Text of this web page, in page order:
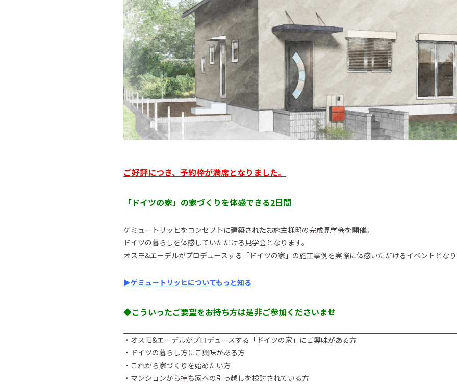
ご好評につき、予約枠が満席となりました。
「ドイツの家」の家づくりを体感できる2日間
ゲミュートリッヒをコンセプトに建築されたお施主様邸の完成見学会を開催。
ドイツの暮らしを体感していただける見学会となります。
オスモ&エーデルがプロデュースする「ドイツの家」の施工事例を実際に体感いただけるイベントとな
▶︎ゲミュートリッヒについてもっと知る
◆こういったご要望をお持ち方は是非ご参加くださいませ
・オスモ&エーデルがプロデュースする「ドイツの家」にご興味がある方
・ドイツの暮らし方にご興味がある方
・これから家づくりを始めたい方
・マンションから持ち家への引っ越しを検討されている方